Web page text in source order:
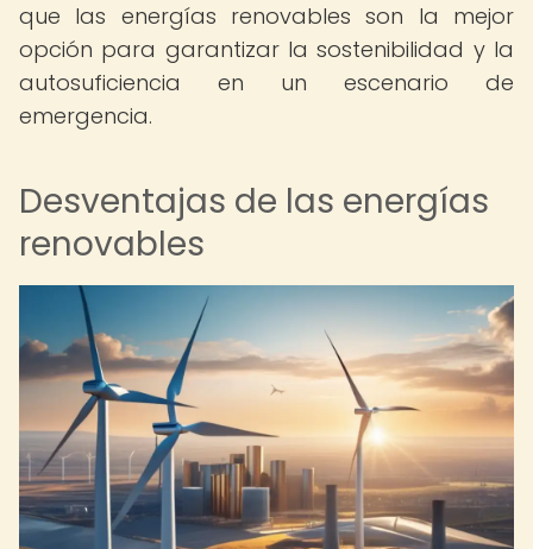
que las energías renovables son la mejor
opción para garantizar la sostenibilidad y la
autosuficiencia en un escenario de
emergencia.
Desventajas de las energías
renovables